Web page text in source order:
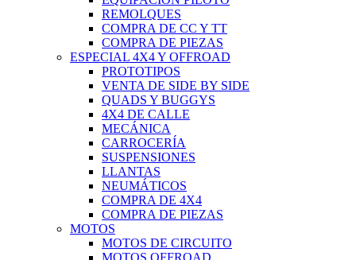
REMOLQUES
COMPRA DE CC Y TT
COMPRA DE PIEZAS
ESPECIAL 4X4 Y OFFROAD
PROTOTIPOS
VENTA DE SIDE BY SIDE
QUADS Y BUGGYS
4X4 DE CALLE
MECÁNICA
CARROCERÍA
SUSPENSIONES
LLANTAS
NEUMÁTICOS
COMPRA DE 4X4
COMPRA DE PIEZAS
MOTOS
MOTOS DE CIRCUITO
MOTOS OFFROAD